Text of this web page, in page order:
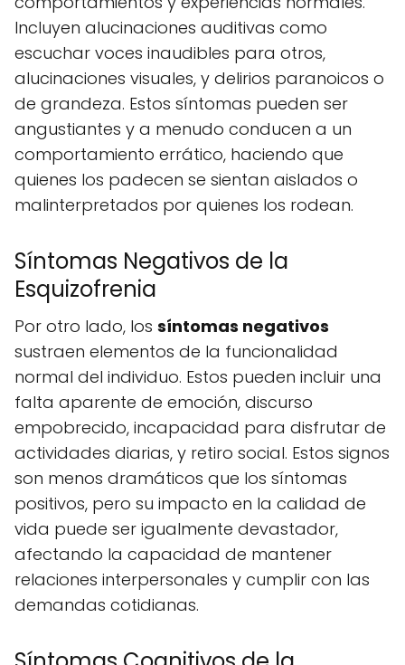
Incluyen alucinaciones auditivas como
escuchar voces inaudibles para otros,
alucinaciones visuales, y delirios paranoicos o
de grandeza. Estos síntomas pueden ser
angustiantes y a menudo conducen a un
comportamiento errático, haciendo que
quienes los padecen se sientan aislados o
malinterpretados por quienes los rodean.
Síntomas Negativos de la
Esquizofrenia
Por otro lado, los síntomas negativos
sustraen elementos de la funcionalidad
normal del individuo. Estos pueden incluir una
falta aparente de emoción, discurso
empobrecido, incapacidad para disfrutar de
actividades diarias, y retiro social. Estos signos
son menos dramáticos que los síntomas
positivos, pero su impacto en la calidad de
vida puede ser igualmente devastador,
afectando la capacidad de mantener
relaciones interpersonales y cumplir con las
demandas cotidianas.